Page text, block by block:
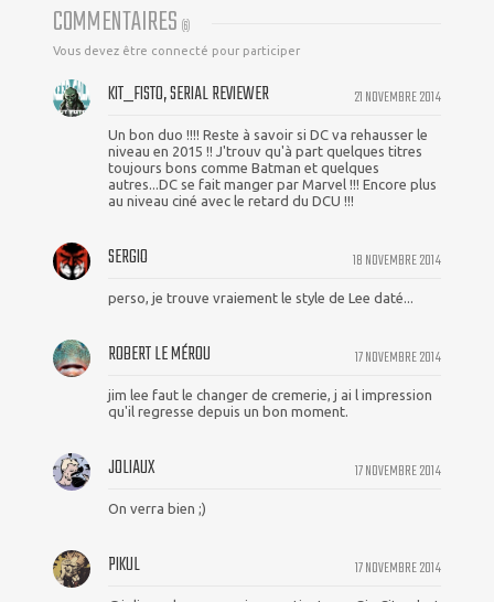
COMMENTAIRES (6)
Vous devez être connecté pour participer
21 NOVEMBRE 2014
KIT_FISTO, SERIAL REVIEWER
Un bon duo !!!! Reste à savoir si DC va rehausser le
niveau en 2015 !! J'trouv qu'à part quelques titres
toujours bons comme Batman et quelques
autres...DC se fait manger par Marvel !!! Encore plus
au niveau ciné avec le retard du DCU !!!
18 NOVEMBRE 2014
SERGIO
perso, je trouve vraiement le style de Lee daté...
17 NOVEMBRE 2014
ROBERT LE MÉROU
jim lee faut le changer de cremerie, j ai l impression
qu'il regresse depuis un bon moment.
17 NOVEMBRE 2014
JOLIAUX
On verra bien ;)
17 NOVEMBRE 2014
PIKUL